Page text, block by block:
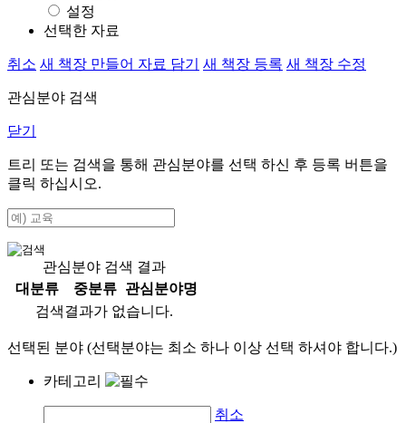
설정
선택한 자료
취소 새 책장 만들어 자료 담기 새 책장 등록 새 책장 수정
관심분야 검색
닫기
트리 또는 검색을 통해 관심분야를 선택 하신 후 등록 버튼을
클릭 하십시오.
관심분야 검색 결과
대분류
중분류
관심분야명
검색결과가 없습니다.
선택된 분야 (선택분야는 최소 하나 이상 선택 하셔야 합니다.)
카테고리
취소